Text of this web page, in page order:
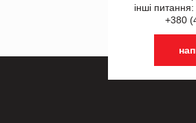
інші
+380